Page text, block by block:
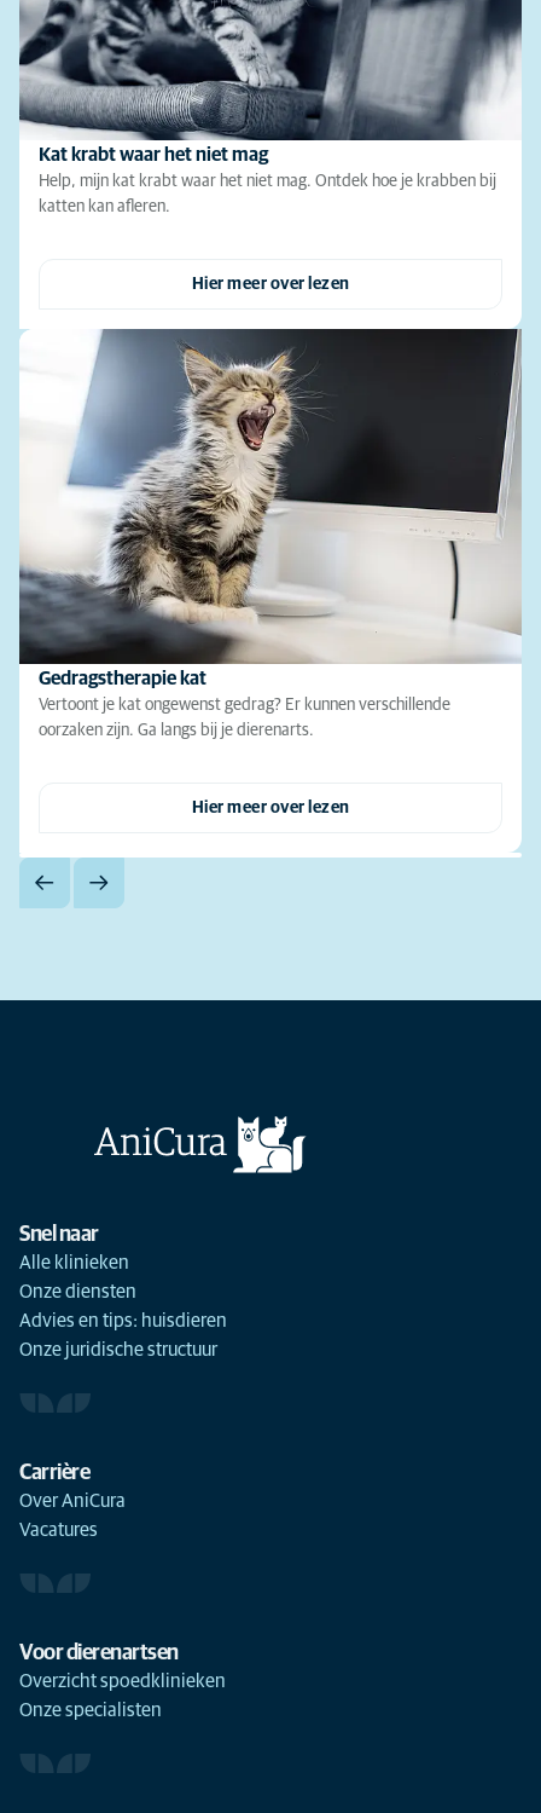
Kat krabt waar het niet mag
Help, mijn kat krabt waar het niet mag. Ontdek hoe je krabben bij
katten kan afleren.
Hier meer over lezen
Gedragstherapie kat
Vertoont je kat ongewenst gedrag? Er kunnen verschillende
oorzaken zijn. Ga langs bij je dierenarts.
Hier meer over lezen
Snel naar
Alle klinieken
Onze diensten
Advies en tips: huisdieren
Onze juridische structuur
Carrière
Over AniCura
Vacatures
Voor dierenartsen
Overzicht spoedklinieken
Onze specialisten